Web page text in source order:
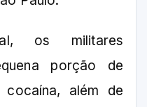
os militares
porção de
cocaína, além de